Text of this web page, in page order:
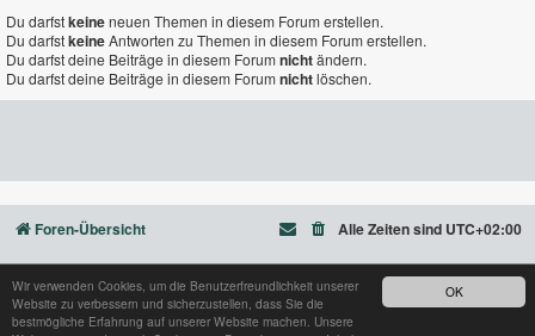
OK
Wir verwenden Cookies, um die Benutzerfreundlichkeit unserer
Website zu verbessern und sicherzustellen, dass Sie die
bestmögliche Erfahrung auf unserer Website machen. Unsere
Du darfstkeineneuen Themen in diesem Forum erstellen.
Du darfstkeineAntworten zu Themen in diesem Forum erstellen.
Du darfst deine Beiträge in diesem Forumnichtändern.
Du darfst deine Beiträge in diesem Forumnichtlöschen.
Foren-Übersicht Alle Zeiten sind UTC+02:00
Powered byphpBB® Forum Software © phpBB Limited
Deutsche Übersetzung durchphpBB.de